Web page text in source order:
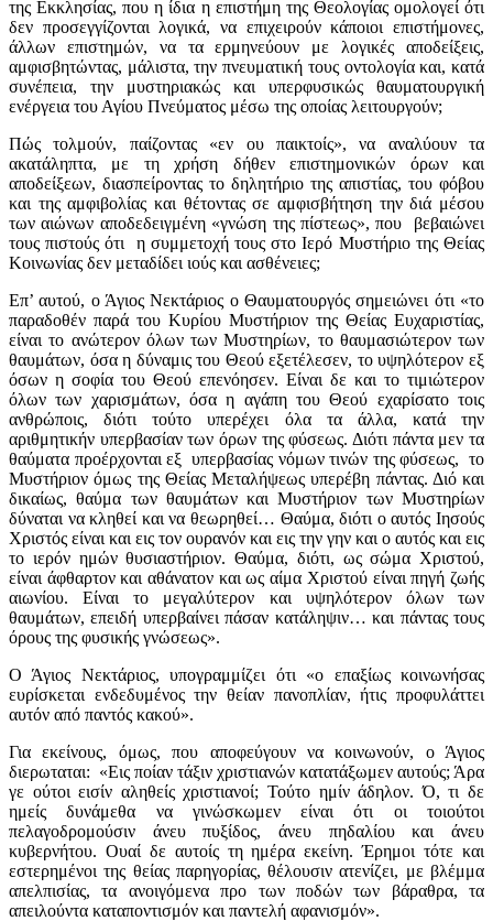
της Εκκλησίας, που η ίδια η επιστήμη της Θεολογίας ομολογεί ότι
δεν προσεγγίζονται λογικά, να επιχειρούν κάποιοι επιστήμονες,
άλλων επιστημών, να τα ερμηνεύουν με λογικές αποδείξεις,
αμφισβητώντας, μάλιστα, την πνευματική τους οντολογία και, κατά
συνέπεια, την μυστηριακώς και υπερφυσικώς θαυματουργική
ενέργεια του Αγίου Πνεύματος μέσω της οποίας λειτουργούν;
Πώς τολμούν, παίζοντας «εν ου παικτοίς», να αναλύουν τα
ακατάληπτα, με τη χρήση δήθεν επιστημονικών όρων και
αποδείξεων, διασπείροντας το δηλητήριο της απιστίας, του φόβου
και της αμφιβολίας και θέτοντας σε αμφισβήτηση την διά μέσου
των αιώνων αποδεδειγμένη «γνώση της πίστεως», που βεβαιώνει
τους πιστούς ότι η συμμετοχή τους στο Ιερό Μυστήριο της Θείας
Κοινωνίας δεν μεταδίδει ιούς και ασθένειες;
Επ’ αυτού, ο Άγιος Νεκτάριος ο Θαυματουργός σημειώνει ότι «το
παραδοθέν παρά του Κυρίου Μυστήριον της Θείας Ευχαριστίας,
είναι το ανώτερον όλων των Μυστηρίων, το θαυμασιώτερον των
θαυμάτων, όσα η δύναμις του Θεού εξετέλεσεν, το υψηλότερον εξ
όσων η σοφία του Θεού επενόησεν. Είναι δε και το τιμιώτερον
όλων των χαρισμάτων, όσα η αγάπη του Θεού εχαρίσατο τοις
ανθρώποις, διότι τούτο υπερέχει όλα τα άλλα, κατά την
αριθμητικήν υπερβασίαν των όρων της φύσεως. Διότι πάντα μεν τα
θαύματα προέρχονται εξ υπερβασίας νόμων τινών της φύσεως, το
Μυστήριον όμως της Θείας Μεταλήψεως υπερέβη πάντας. Διό και
δικαίως, θαύμα των θαυμάτων και Μυστήριον των Μυστηρίων
δύναται να κληθεί και να θεωρηθεί… Θαύμα, διότι ο αυτός Ιησούς
Χριστός είναι και εις τον ουρανόν και εις την γην και ο αυτός και εις
το ιερόν ημών θυσιαστήριον. Θαύμα, διότι, ως σώμα Χριστού,
είναι άφθαρτον και αθάνατον και ως αίμα Χριστού είναι πηγή ζωής
αιωνίου. Είναι το μεγαλύτερον και υψηλότερον όλων των
θαυμάτων, επειδή υπερβαίνει πάσαν κατάληψιν… και πάντας τους
όρους της φυσικής γνώσεως».
Ο Άγιος Νεκτάριος, υπογραμμίζει ότι «ο επαξίως κοινωνήσας
ευρίσκεται ενδεδυμένος την θείαν πανοπλίαν, ήτις προφυλάττει
αυτόν από παντός κακού».
Για εκείνους, όμως, που αποφεύγουν να κοινωνούν, ο Άγιος
διερωταται: «Εις ποίαν τάξιν χριστιανών κατατάξωμεν αυτούς; Άρα
γε ούτοι εισίν αληθείς χριστιανοί; Τούτο ημίν άδηλον. Ό, τι δε
ημείς δυνάμεθα να γινώσκωμεν είναι ότι οι τοιούτοι
πελαγοδρομούσιν άνευ πυξίδος, άνευ πηδαλίου και άνευ
κυβερνήτου. Ουαί δε αυτοίς τη ημέρα εκείνη. Έρημοι τότε και
εστερημένοι της θείας παρηγορίας, θέλουσιν ατενίζει, με βλέμμα
απελπισίας, τα ανοιγόμενα προ των ποδών των βάραθρα, τα
απειλούντα καταποντισμόν και παντελή αφανισμόν».